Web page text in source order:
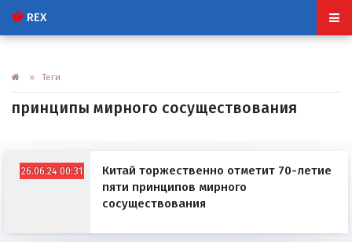
REX
» Теги
принципы мирного сосуществования
26.06.24 00:31
Китай торжественно отметит 70-летие
пяти принципов мирного
сосуществования